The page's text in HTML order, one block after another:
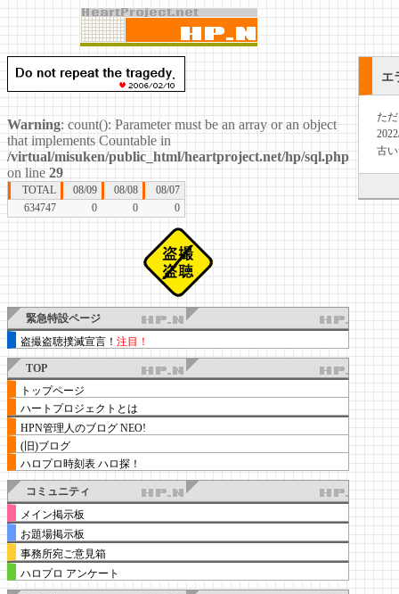
Warning: count(): Parameter must be an array or an object
that implements Countable in
/virtual/misuken/public_html/heartproject.net/hp/sql.php
on line 29
TOTAL 08/09 08/08
08/07
634747
0 0 0
緊急特設ページ
盗撮盗聴撲滅宣言！ 注目！
TOP
トップページ
ハートプロジェクトとは
HPN管理人のブログ NEO!
(旧)ブログ
ハロプロ時刻表 ハロ探！
コミュニティ
メイン掲示板
お題場掲示板
事務所宛ご意見箱
ハロプロ アンケート
エ
た
古